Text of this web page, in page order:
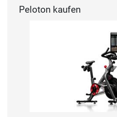
Peloton kaufen